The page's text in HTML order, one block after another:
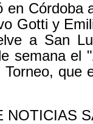
en Córdoba
Gotti y
a San
semana el
que
NOTICIAS